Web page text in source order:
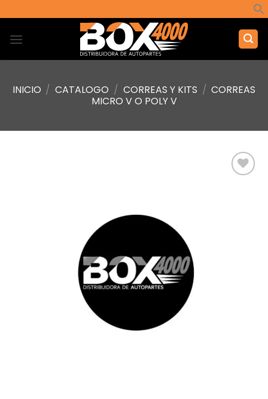
al
contenido
INICIO / CATALOGO / CORREAS Y KITS / CORREAS
MICRO V O POLY V